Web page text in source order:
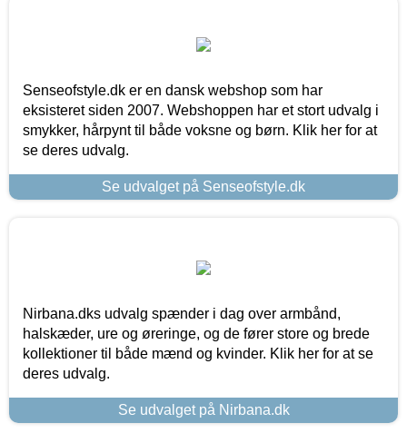
Senseofstyle.dk er en dansk webshop som har
eksisteret siden 2007. Webshoppen har et stort udvalg i
smykker, hårpynt til både voksne og børn. Klik her for at
se deres udvalg.
Se udvalget på Senseofstyle.dk
Nirbana.dks udvalg spænder i dag over armbånd,
halskæder, ure og øreringe, og de fører store og brede
kollektioner til både mænd og kvinder. Klik her for at se
deres udvalg.
Se udvalget på Nirbana.dk